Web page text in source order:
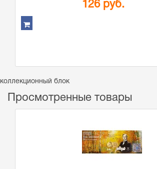
126 руб.
коллекционный блок
Просмотренные товары